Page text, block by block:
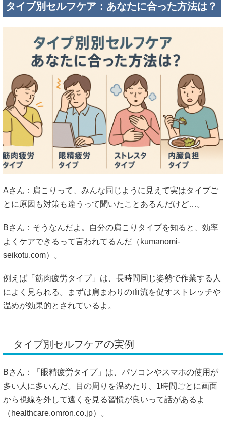
タイプ別セルフケア：あなたに合った方法は？
Aさん：肩こりって、みんな同じように見えて実はタイプご
とに原因も対策も違うって聞いたことあるんだけど…。
Bさん：そうなんだよ。自分の肩こりタイプを知ると、効率
よくケアできるって言われてるんだ（ kumanomi-
seikotu.com）。
例えば「筋肉疲労タイプ」は、長時間同じ姿勢で作業する人
によく見られる。まずは肩まわりの血流を促すストレッチや
温めが効果的とされているよ。
タイプ別セルフケアの実例
Bさん：「眼精疲労タイプ」は、パソコンやスマホの使用が
多い人に多いんだ。目の周りを温めたり、1時間ごとに画面
から視線を外して遠くを見る習慣が良いって話があるよ
（ healthcare.omron.co.jp）。